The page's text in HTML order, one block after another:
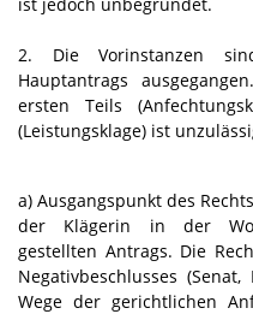
2. Die Vorinstanzen
Hauptantrags
ersten Teils
(Leistungsklage) ist
a) Ausgangspunkt des
der Klägerin in der
gestellten Antrags. Die
Negativbeschlusses
Wege der gerichtlichen